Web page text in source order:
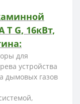
T G, 16кВт,
для
устройства
дымовых газов